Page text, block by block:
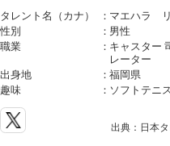
タレント名（カナ） ： マエハラ
性別
： 男性
職業
： キャスター
レーター
出身地
：福岡県
趣味
： ソフトテ
出典：日本